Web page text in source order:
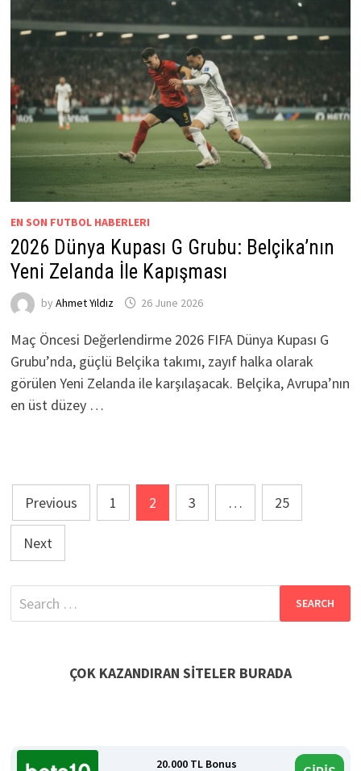
EN SON FUTBOL HABERLERI
2026 Dünya Kupası G Grubu: Belçika’nın
Yeni Zelanda İle Kapışması
by Ahmet Yıldız 26 June 2026
Maç Öncesi Değerlendirme 2026 FIFA Dünya Kupası G
Grubu’nda, güçlü Belçika takımı, zayıf halka olarak
görülen Yeni Zelanda ile karşılaşacak. Belçika, Avrupa’nın
en üst düzey …
Posts
pagination
Previous 1 2 3 … 25
Next
Search
for:
ÇOK KAZANDIRAN SİTELER BURADA
20.000 TL Bonus